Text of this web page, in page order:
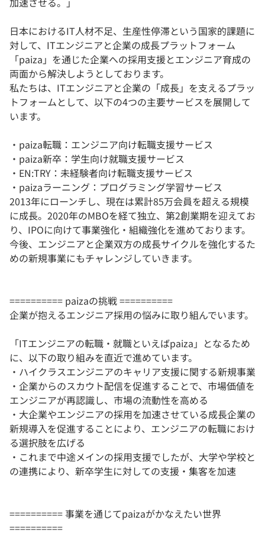
日本におけるIT人材不足、生産性停滞という国家的課題に
対して、ITエンジニアと企業の成長プラットフォーム
「paiza」を通じた企業への採用支援とエンジニア育成の
両面から解決しようとしております。
私たちは、ITエンジニアと企業の「成長」を支えるプラッ
トフォームとして、以下の4つの主要サービスを展開して
います。
・paiza転職：エンジニア向け転職支援サービス
・paiza新卒：学生向け就職支援サービス
・EN:TRY：未経験者向け転職支援サービス
・paizaラーニング：プログラミング学習サービス
2013年にローンチし、現在は累計85万会員を超える規模
に成長。2020年のMBOを経て独立、第2創業期を迎えてお
り、IPOに向けて事業強化・組織強化を進めております。
今後、エンジニアと企業双方の成長サイクルを強化するた
めの新規事業にもチャレンジしていきます。
========== paizaの挑戦 ==========
企業が抱えるエンジニア採用の悩みに取り組んでいます。
「ITエンジニアの転職・就職といえばpaiza」となるため
に、以下の取り組みを直近で進めています。
・ハイクラスエンジニアのキャリア支援に関する新規事業
・企業からのスカウト配信を促進することで、市場価値を
エンジニアが再認識し、市場の流動性を高める
・大企業やエンジニアの採用を加速させている成長企業の
新規導入を促進することにより、エンジニアの転職におけ
る選択肢を広げる
・これまで中途メインの採用支援でしたが、大学や学校と
の連携により、新卒学生に対しての支援・集客を加速
========== 事業を通じてpaizaがかなえたい世界
==========